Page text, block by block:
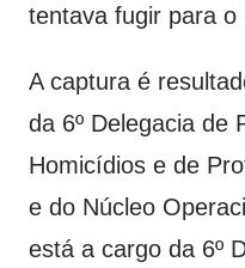
tentava fugir para o
A captura é
da 6º Delegacia de
Homicídios e de
e do Núcleo
está a cargo da 6º